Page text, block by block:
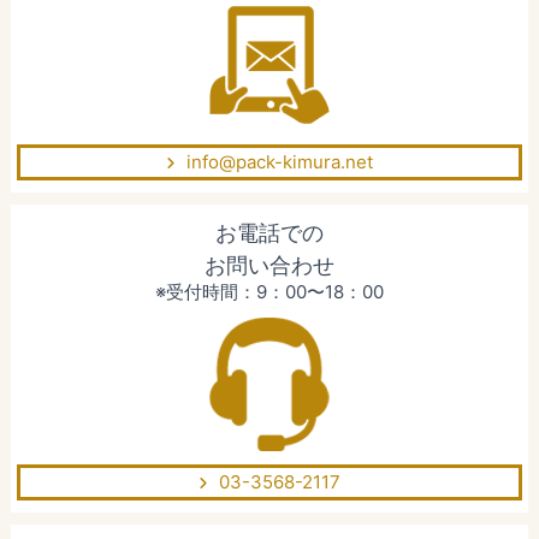
info@pack-kimura.net
お電話での
お問い合わせ
※受付時間：9：00〜18：00
03-3568-2117